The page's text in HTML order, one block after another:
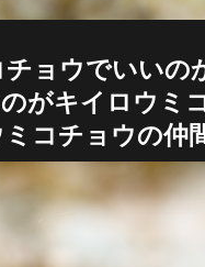
ョウでいいの
がキイロウミ
コチョウの仲